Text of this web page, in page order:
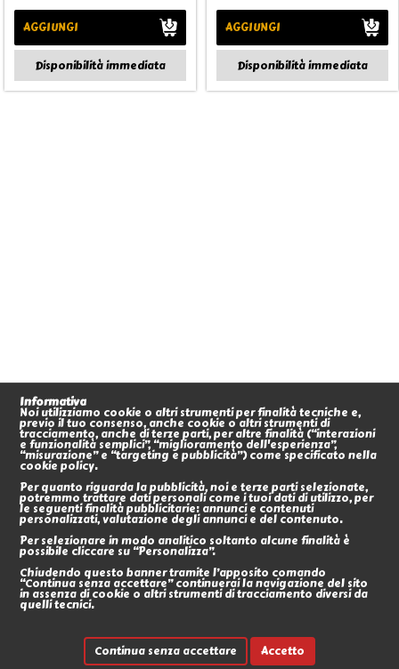
AGGIUNGI
Disponibilità immediata
AGGIUNGI
Disponibilità immediata
Informativa
Noi utilizziamo cookie o altri strumenti per finalità tecniche e,
previo il tuo consenso, anche cookie o altri strumenti di
tracciamento, anche di terze parti, per altre finalità (“interazioni
e funzionalità semplici”, “miglioramento dell'esperienza”,
“misurazione” e “targeting e pubblicità”) come specificato nella
cookie policy.
Per quanto riguarda la pubblicità, noi e terze parti selezionate,
potremmo trattare dati personali come i tuoi dati di utilizzo, per
le seguenti finalità pubblicitarie: annunci e contenuti
personalizzati, valutazione degli annunci e del contenuto.
Per selezionare in modo analitico soltanto alcune finalità è
possibile cliccare su “Personalizza”.
Chiudendo questo banner tramite l’apposito comando
“Continua senza accettare” continuerai la navigazione del sito
in assenza di cookie o altri strumenti di tracciamento diversi da
quelli tecnici.
Continua senza accettare Accetto